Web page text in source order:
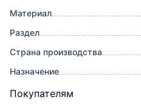
Материал
Раздел
Страна производства
Назначение
Покупателям